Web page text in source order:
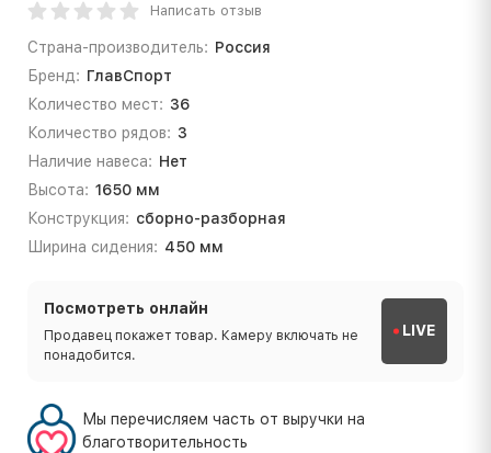
Написать отзыв
Страна-производитель: Россия
Бренд: ГлавСпорт
Количество мест: 36
Количество рядов: 3
Наличие навеса: Нет
Высота: 1650 мм
Конструкция: сборно-разборная
Ширина сидения: 450 мм
Посмотреть онлайн
Продавец покажет товар. Камеру включать не
понадобится.
LIVE
Мы перечисляем часть от выручки на
благотворительность